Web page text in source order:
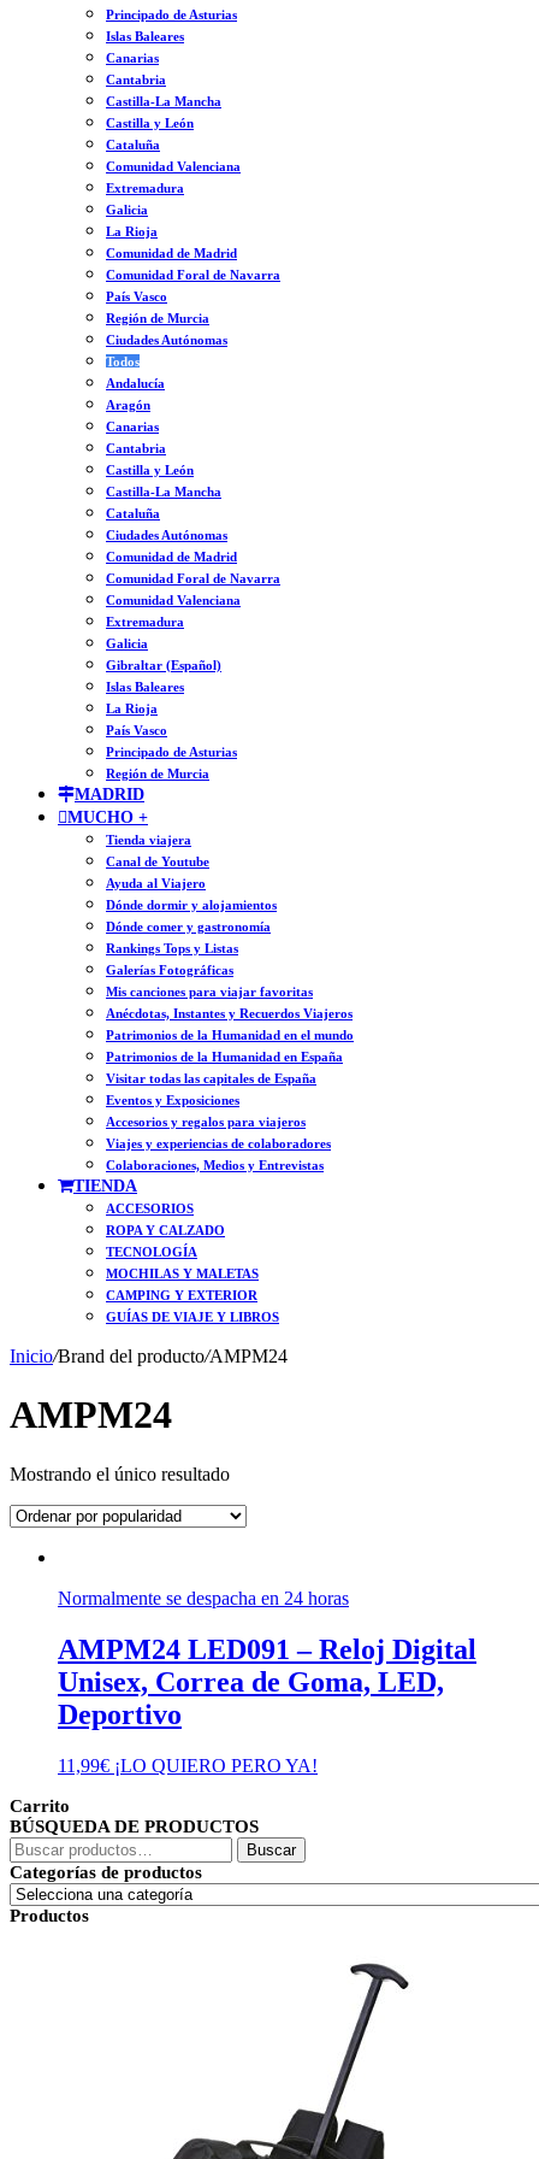
Principado de Asturias
Islas Baleares
Canarias
Cantabria
Castilla-La Mancha
Castilla y León
Cataluña
Comunidad Valenciana
Extremadura
Galicia
La Rioja
Comunidad de Madrid
Comunidad Foral de Navarra
País Vasco
Región de Murcia
Ciudades Autónomas
Todos
Andalucía
Aragón
Canarias
Cantabria
Castilla y León
Castilla-La Mancha
Cataluña
Ciudades Autónomas
Comunidad de Madrid
Comunidad Foral de Navarra
Comunidad Valenciana
Extremadura
Galicia
Gibraltar (Español)
Islas Baleares
La Rioja
País Vasco
Principado de Asturias
Región de Murcia
MADRID
MUCHO +
Tienda viajera
Canal de Youtube
Ayuda al Viajero
Dónde dormir y alojamientos
Dónde comer y gastronomía
Rankings Tops y Listas
Galerías Fotográficas
Mis canciones para viajar favoritas
Anécdotas, Instantes y Recuerdos Viajeros
Patrimonios de la Humanidad en el mundo
Patrimonios de la Humanidad en España
Visitar todas las capitales de España
Eventos y Exposiciones
Accesorios y regalos para viajeros
Viajes y experiencias de colaboradores
Colaboraciones, Medios y Entrevistas
TIENDA
ACCESORIOS
ROPA Y CALZADO
TECNOLOGÍA
MOCHILAS Y MALETAS
CAMPING Y EXTERIOR
GUÍAS DE VIAJE Y LIBROS
Inicio/Brand del producto/AMPM24
AMPM24
Mostrando el único resultado
Normalmente se despacha en 24 horas
AMPM24 LED091 – Reloj Digital
Unisex, Correa de Goma, LED,
Deportivo
11,99€ ¡LO QUIERO PERO YA!
Carrito
BÚSQUEDA DE PRODUCTOS
Buscar
por:
Buscar
Categorías de productos
Productos